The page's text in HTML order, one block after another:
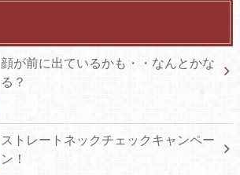
顔が前に出ているかも・・なんとかな
る？
ストレートネックチェックキャンペー
ン！